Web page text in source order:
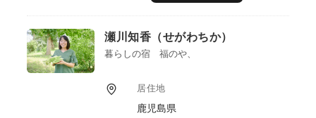
88地区の支援を行ってきております。地域合
意形成やSNSによるPR動画作成から直売所
ト、モニターツアープログラム作成、町全体
のまちづくりの事業計画など155プロジェク
トの実績があります。
瀬川知香（せがわちか）
暮らしの宿 福のや、
居住地
鹿児島県